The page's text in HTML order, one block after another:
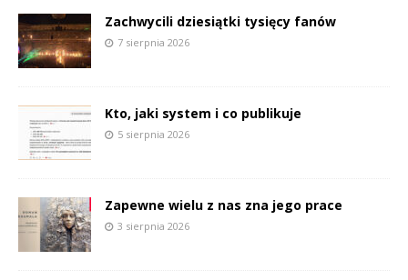
Zachwycili dziesiątki tysięcy fanów
7 sierpnia 2026
Kto, jaki system i co publikuje
5 sierpnia 2026
Zapewne wielu z nas zna jego prace
3 sierpnia 2026